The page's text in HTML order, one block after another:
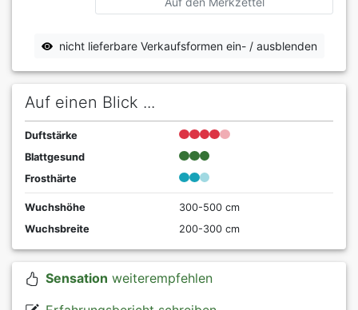
nicht lieferbare Verkaufsformen ein- / ausblenden
Auf einen Blick ...
Duftstärke
Blattgesund
Frosthärte
Wuchshöhe
300-500 cm
Wuchsbreite
200-300 cm
Sensation weiterempfehlen